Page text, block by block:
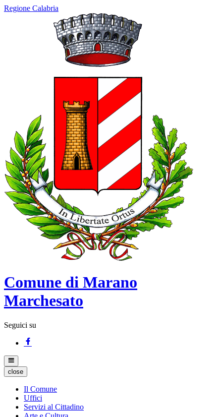
Regione Calabria
Comune di Marano
Marchesato
Seguici su
close
Il Comune
Uffici
Servizi al Cittadino